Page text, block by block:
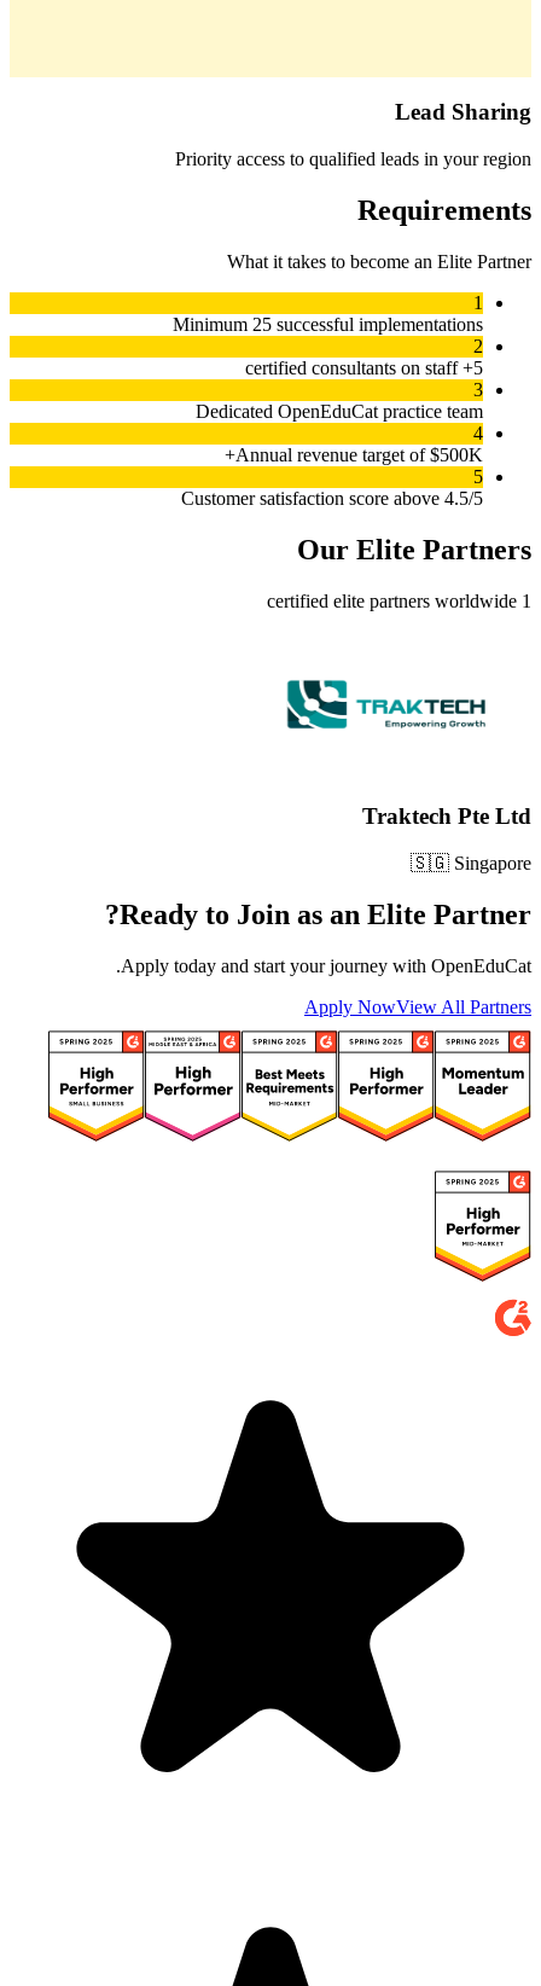
Lead Sharing
Priority access to qualified leads in your region
Requirements
What it takes to become an Elite Partner
1
Minimum 25 successful implementations
2
5+ certified consultants on staff
3
Dedicated OpenEduCat practice team
4
Annual revenue target of $500K+
5
Customer satisfaction score above 4.5/5
Our Elite Partners
1
elite partners worldwide
Traktech Pte Ltd
🇸🇬 Singapore
Ready to Join as an Elite Partner
?
Apply today and start your journey with OpenEduCat.
Apply NowView All Partners